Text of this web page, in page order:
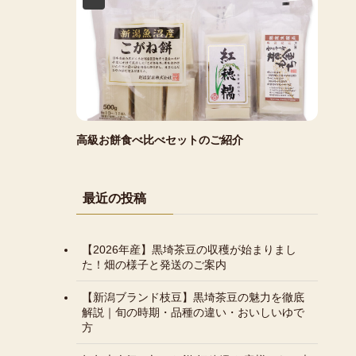
高級お餅食べ比べセットのご紹介
最近の投稿
【2026年産】黒埼茶豆の収穫が始まりまし
た！畑の様子と発送のご案内
【新潟ブランド枝豆】黒埼茶豆の魅力を徹底
解説｜旬の時期・品種の違い・おいしいゆで
方